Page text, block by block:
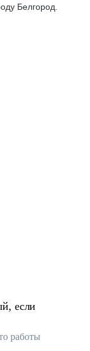
Белгород.
если
работы